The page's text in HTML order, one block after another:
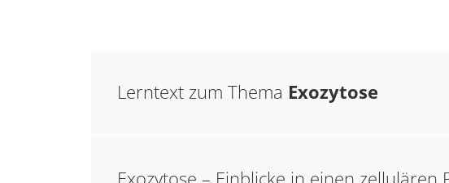
Lerntext zum Thema Exozytose
Exozytose – Einblicke in einen zellulären